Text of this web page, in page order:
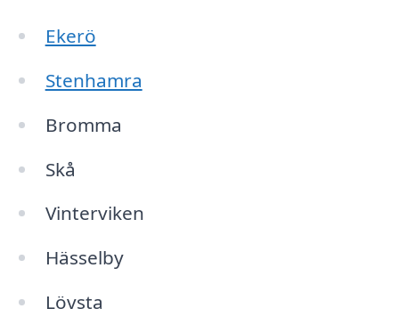
Ekerö
Stenhamra
Bromma
Skå
Vinterviken
Hässelby
Lövsta